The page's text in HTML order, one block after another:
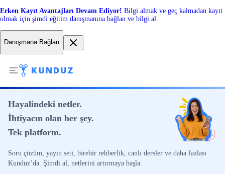
Erken Kayıt Avantajları Devam Ediyor! Bilgi almak ve geç kalmadan kayıt
olmak için şimdi eğitim danışmanına bağlan ve bilgi al.
Danışmana Bağlan
Hayalindeki netler.
İhtiyacın olan her şey.
Tek platform.
Soru çözüm, yayın seti, birebir rehberlik, canlı dersler ve daha fazlası
Kunduz’da. Şimdi al, netlerini artırmaya başla.